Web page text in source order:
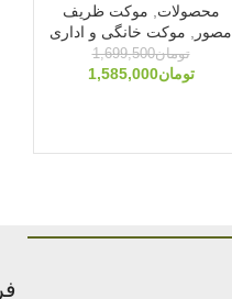
محصولات
موکت ظریف
مصور
موکت خانگی و اداری
تومان1,699,500
تومان1,585,000